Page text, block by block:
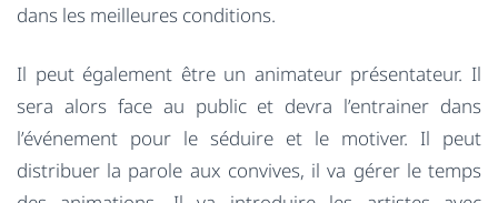
dans les meilleures conditions.
Il peut également être un animateur présentateur. Il
sera alors face au public et devra l’entrainer dans
l’événement pour le séduire et le motiver. Il peut
distribuer la parole aux convives, il va gérer le temps